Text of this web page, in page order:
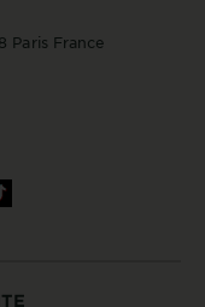
Paris France